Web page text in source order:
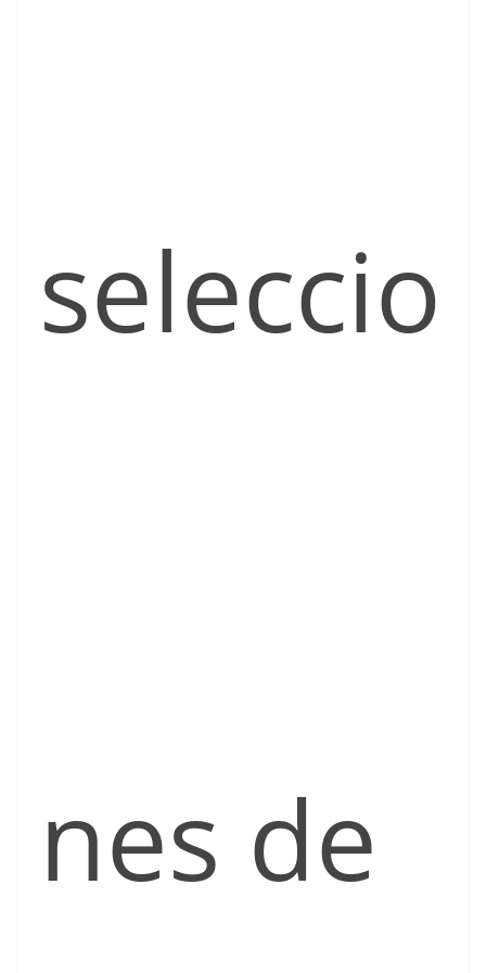
seleccio
nes de